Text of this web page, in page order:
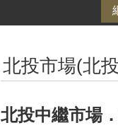
北投市場(北
北投中繼市場